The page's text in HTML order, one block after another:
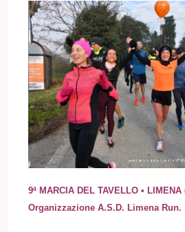
9ª MARCIA DEL TAVELLO • LIMENA
OrganizzazioneA.S.D. Limena Run.